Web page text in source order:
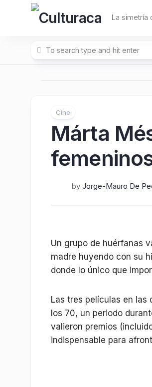
La simetría
Cine
Márta
by Jorge-Mauro De
Un grupo de huérfanas
madre huyendo con su
donde lo único que
Las tres películas en las
los 70, un periodo
valieron premios
indispensable para